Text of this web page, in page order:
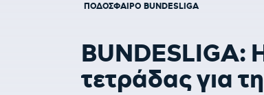
ΠΟΔΟΣΦΑΙΡΟ BUNDESLIGA
BUNDESLIGA:
τετράδας για